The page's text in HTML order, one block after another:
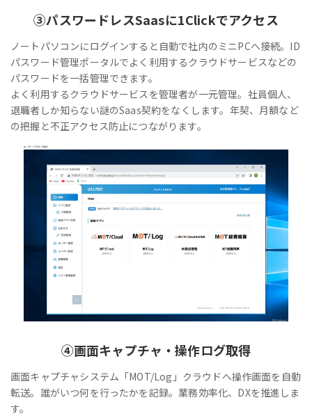
③パスワードレスSaasに1Clickでアクセス
ノートパソコンにログインすると自動で社内のミニPCへ接続。ID
パスワード管理ポータルでよく利用するクラウドサービスなどの
パスワードを一括管理できます。
よく利用するクラウドサービスを管理者が一元管理。社員個人、
退職者しか知らない謎のSaas契約をなくします。年契、月額など
の把握と不正アクセス防止につながります。
④画面キャプチャ・操作ログ取得
画面キャプチャシステム「MOT/Log」クラウドへ操作画面を自動
転送。誰がいつ何を行ったかを記録。業務効率化、DXを推進しま
す。